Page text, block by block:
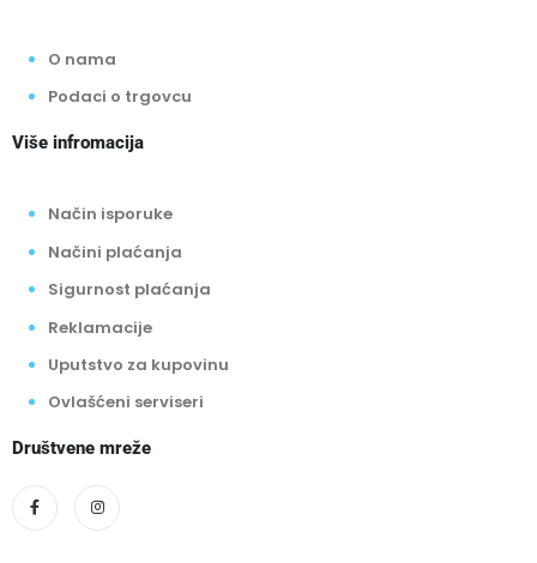
O nama
Podaci o trgovcu
Više infromacija
Način isporuke
Načini plaćanja
Sigurnost plaćanja
Reklamacije
Uputstvo za kupovinu
Ovlašćeni serviseri
Društvene mreže